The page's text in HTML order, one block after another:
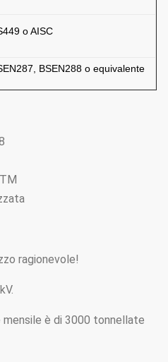
o AISC
BSEN288 o equivalente
ragionevole!
è di 3000 tonnellate